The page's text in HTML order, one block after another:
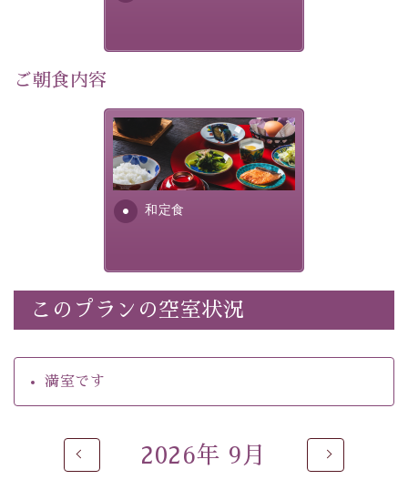
ご覧いただけませんが、徒歩1分の外で五感に響く迫力
ある花火をお楽しみいただけます。
秋の夜長、諏訪湖目の前のしんゆにて、大切な人との旅
に彩りを添える特別な思い出を作りませんか。
「全国新作花火チャレンジカップ2026」
全国屈指の煙火師20名による新作花火。予選会4日間と
最終日の優勝決定戦で構成されるトーナメント方式の花
火大会です。
期間：下記の5日間 約20分間
・9月5日(土) 20:00〜（ご夕食時間
〜）
・9月12日(土) 20:00〜（ご夕食時間
17:30〜）
ご朝食内容
和定食
さっぱりとした和食膳に使わ
れる食材は、諏訪の名産品を
ふんだんに取り入れ、安心・
安全を心掛けた長野県産...
このプランの空室状況
満室です
2026年 9月